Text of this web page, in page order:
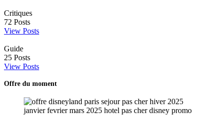
Critiques
72 Posts
View Posts
Guide
25 Posts
View Posts
Offre du moment